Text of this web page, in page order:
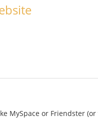
MySpace or Friendster